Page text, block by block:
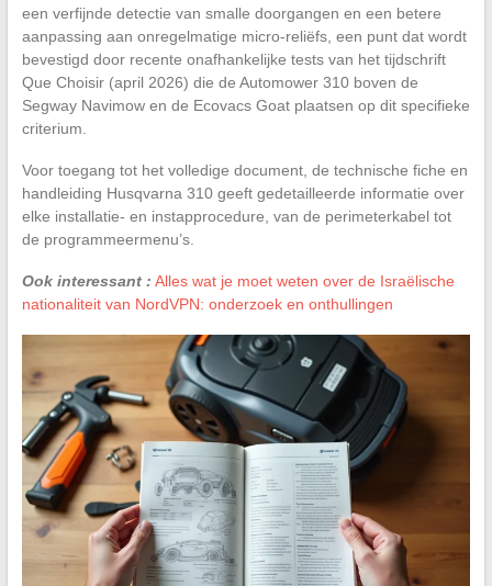
een verfijnde detectie van smalle doorgangen en een betere
aanpassing aan onregelmatige micro-reliëfs, een punt dat wordt
bevestigd door recente onafhankelijke tests van het tijdschrift
Que Choisir (april 2026) die de Automower 310 boven de
Segway Navimow en de Ecovacs Goat plaatsen op dit specifieke
criterium.
Voor toegang tot het volledige document, de technische fiche en
handleiding Husqvarna 310 geeft gedetailleerde informatie over
elke installatie- en instapprocedure, van de perimeterkabel tot
de programmeermenu’s.
Ook interessant : Alles wat je moet weten over de Israëlische
nationaliteit van NordVPN: onderzoek en onthullingen